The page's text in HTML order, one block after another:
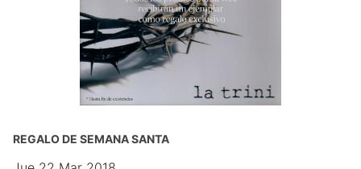
REGALO DE SEMANA SANTA